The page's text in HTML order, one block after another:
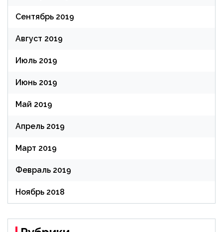
Сентябрь 2019
Август 2019
Июль 2019
Июнь 2019
Май 2019
Апрель 2019
Март 2019
Февраль 2019
Ноябрь 2018